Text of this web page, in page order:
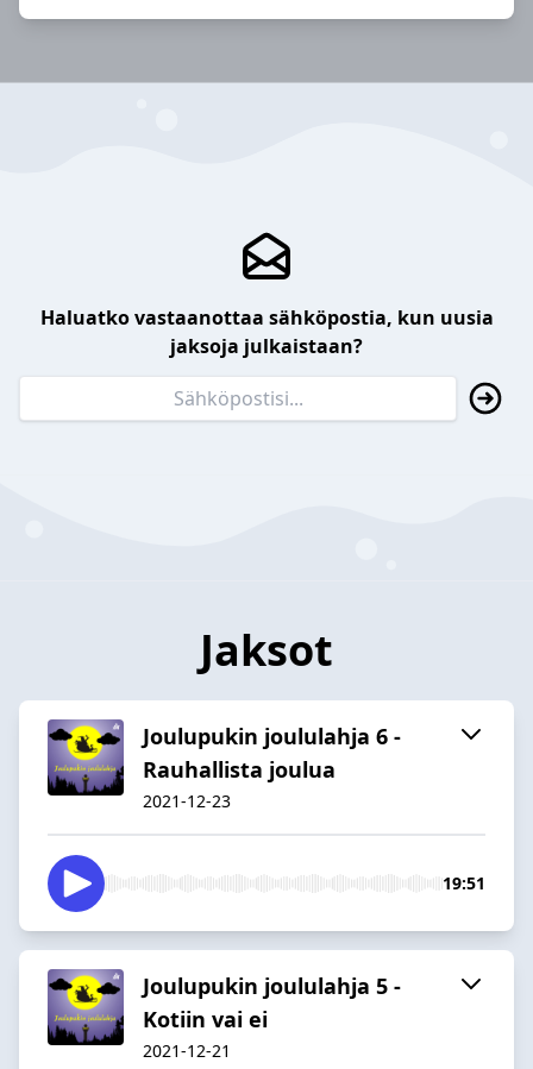
Haluatko vastaanottaa sähköpostia, kun uusia
jaksoja julkaistaan?
Jaksot
Joulupukin joululahja 6 -
Rauhallista joulua
2021-12-23
19:51
Joulupukin joululahja 5 -
Kotiin vai ei
2021-12-21